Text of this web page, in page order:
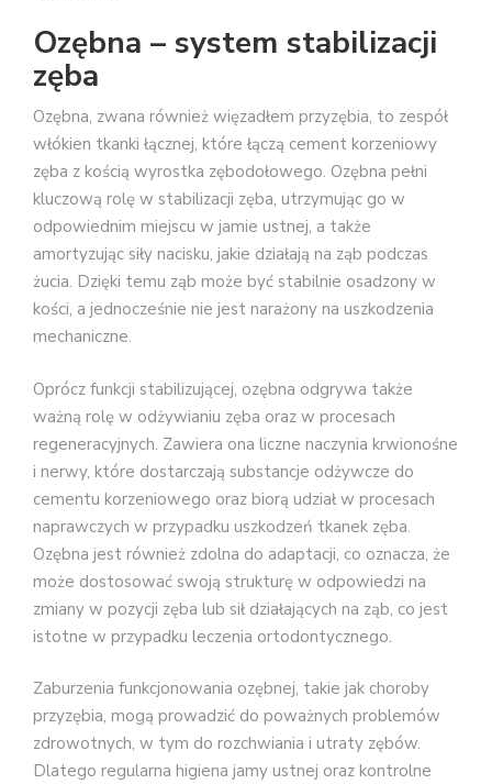
Ozębna – system stabilizacji
zęba
Ozębna, zwana również więzadłem przyzębia, to zespół
włókien tkanki łącznej, które łączą cement korzeniowy
zęba z kością wyrostka zębodołowego. Ozębna pełni
kluczową rolę w stabilizacji zęba, utrzymując go w
odpowiednim miejscu w jamie ustnej, a także
amortyzując siły nacisku, jakie działają na ząb podczas
żucia. Dzięki temu ząb może być stabilnie osadzony w
kości, a jednocześnie nie jest narażony na uszkodzenia
mechaniczne.
Oprócz funkcji stabilizującej, ozębna odgrywa także
ważną rolę w odżywianiu zęba oraz w procesach
regeneracyjnych. Zawiera ona liczne naczynia krwionośne
i nerwy, które dostarczają substancje odżywcze do
cementu korzeniowego oraz biorą udział w procesach
naprawczych w przypadku uszkodzeń tkanek zęba.
Ozębna jest również zdolna do adaptacji, co oznacza, że
może dostosować swoją strukturę w odpowiedzi na
zmiany w pozycji zęba lub sił działających na ząb, co jest
istotne w przypadku leczenia ortodontycznego.
Zaburzenia funkcjonowania ozębnej, takie jak choroby
przyzębia, mogą prowadzić do poważnych problemów
zdrowotnych, w tym do rozchwiania i utraty zębów.
Dlatego regularna higiena jamy ustnej oraz kontrolne